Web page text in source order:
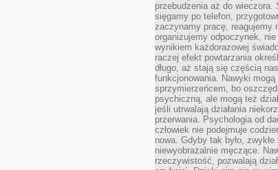
przebudzenia aż do wieczora.
sięgamy po telefon,
zaczynamy pracę, reagujemy
organizujemy odpoczynek,
wynikiem każdorazowej
raczej efekt powtarzania
długo, aż stają się częścią
funkcjonowania. Nawyki mogą
sprzymierzeńcem, bo
psychiczną, ale mogą też
jeśli utrwalają działania
przerwania. Psychologia od
człowiek nie podejmuje
nowa. Gdyby tak było,
niewyobrażalnie męczące.
rzeczywistość, pozwalają